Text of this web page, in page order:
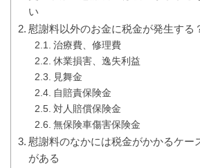
い
慰謝料以外のお金に税金が発生する
治療費、修理費
休業損害、逸失利益
見舞金
自賠責保険金
対人賠償保険金
無保険車傷害保険金
慰謝料のなかには税金がかかるケー
がある